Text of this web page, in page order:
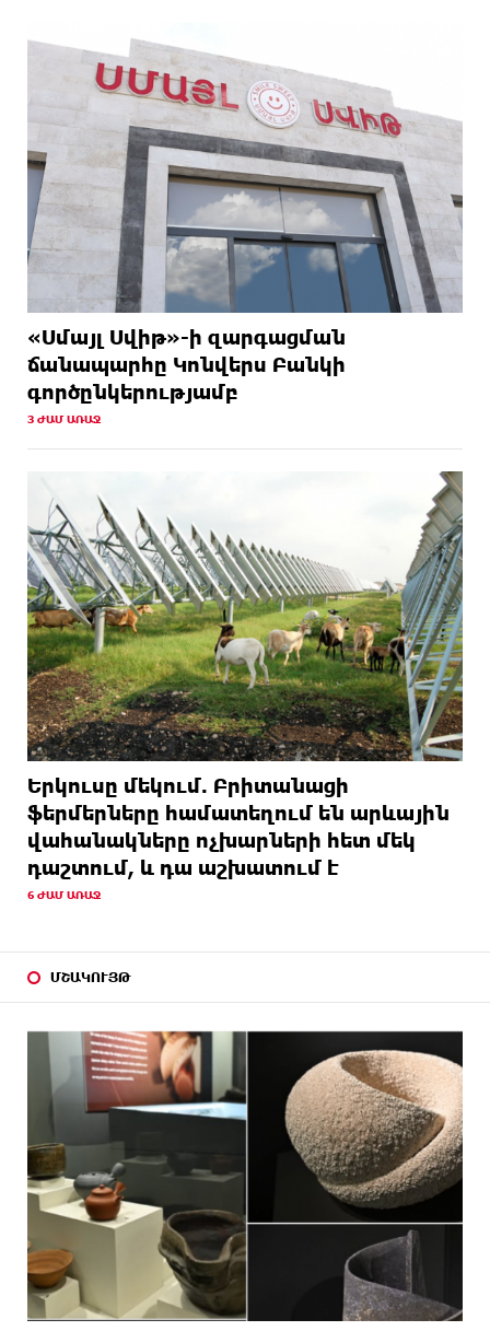
«Սմայլ Սվիթ»-ի զարգացման
ճանապարհը Կոնվերս Բանկի
գործընկերությամբ
3 ԺԱՄ ԱՌԱՋ
Երկուսը մեկում. Բրիտանացի
ֆերմերները համատեղում են արևային
վահանակները ոչխարների հետ մեկ
դաշտում, և դա աշխատում է
6 ԺԱՄ ԱՌԱՋ
ՄՇԱԿՈՒՅԹ